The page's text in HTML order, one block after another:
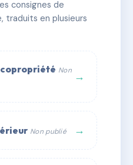
💬 WhatsApp
consignes de
traduits en plusieurs
Non →
Non publié →